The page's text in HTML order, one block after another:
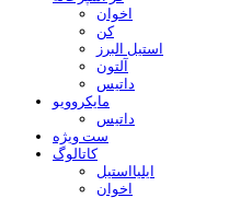
اخوان
کن
استیل البرز
آلتون
داتیس
مایکروویو
داتیس
ست ویژه
کاتالوگ
ایلیااستیل
اخوان